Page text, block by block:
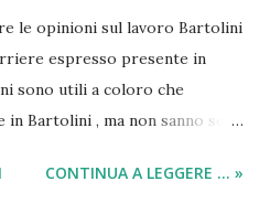
le opinioni sul lavoro Bartolini
espresso presente in
sono utili a coloro che
Bartolini , ma non sanno se
e i consigli migliori offerti da
CONTINUA A LEGGERE ... »